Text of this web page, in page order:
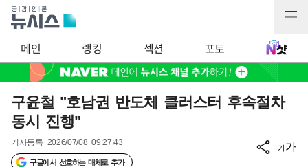
메인 랭킹 섹션 포토
구윤철 "호남권 반도체 클러스터 후속절차
동시 진행"
기사등록 2026/07/08 09:27:43
구글에서 선호하는 매체로 추가
가가